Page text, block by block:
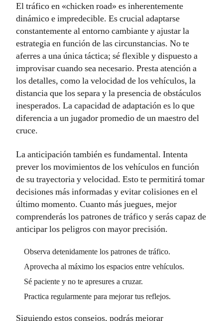
El tráfico en «chicken road» es inherentemente
dinámico e impredecible. Es crucial adaptarse
constantemente al entorno cambiante y ajustar la
estrategia en función de las circunstancias. No te
aferres a una única táctica; sé flexible y dispuesto a
improvisar cuando sea necesario. Presta atención a
los detalles, como la velocidad de los vehículos, la
distancia que los separa y la presencia de obstáculos
inesperados. La capacidad de adaptación es lo que
diferencia a un jugador promedio de un maestro del
cruce.
La anticipación también es fundamental. Intenta
prever los movimientos de los vehículos en función
de su trayectoria y velocidad. Esto te permitirá tomar
decisiones más informadas y evitar colisiones en el
último momento. Cuanto más juegues, mejor
comprenderás los patrones de tráfico y serás capaz de
anticipar los peligros con mayor precisión.
Observa detenidamente los patrones de tráfico.
Aprovecha al máximo los espacios entre vehículos.
Sé paciente y no te apresures a cruzar.
Practica regularmente para mejorar tus reflejos.
Siguiendo estos consejos, podrás mejorar